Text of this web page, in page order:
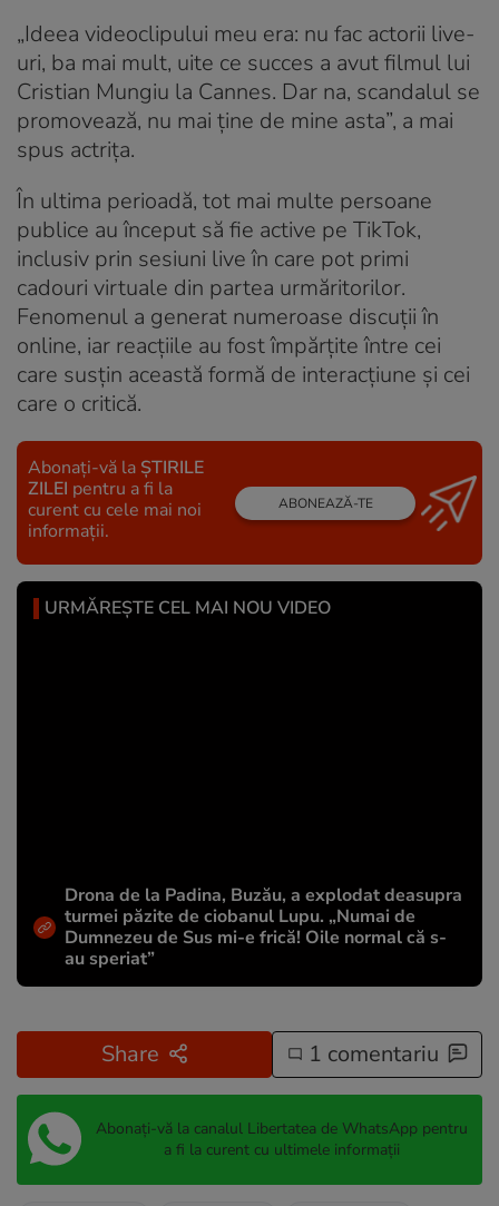
„Ideea videoclipului meu era: nu fac actorii live-
uri, ba mai mult, uite ce succes a avut filmul lui
Cristian Mungiu la Cannes. Dar na, scandalul se
promovează, nu mai ține de mine asta”, a mai
spus actrița.
În ultima perioadă, tot mai multe persoane
publice au început să fie active pe TikTok,
inclusiv prin sesiuni live în care pot primi
cadouri virtuale din partea urmăritorilor.
Fenomenul a generat numeroase discuții în
online, iar reacțiile au fost împărțite între cei
care susțin această formă de interacțiune și cei
care o critică.
Abonați-vă la ȘTIRILE
ZILEI pentru a fi la
curent cu cele mai noi
informații.
ABONEAZĂ-TE
URMĂREȘTE CEL MAI NOU VIDEO
Drona de la Padina, Buzău, a explodat deasupra
turmei păzite de ciobanul Lupu. „Numai de
Dumnezeu de Sus mi-e frică! Oile normal că s-
au speriat”
Share 1 comentariu
Abonați-vă la canalul Libertatea de WhatsApp pentru
a fi la curent cu ultimele informații